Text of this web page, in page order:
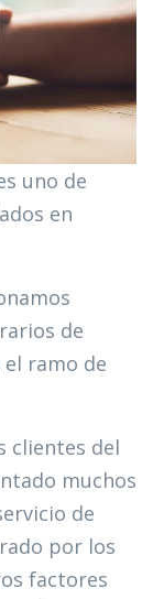
uno de
en
de
el ramo de
clientes del
muchos
de
por los
factores